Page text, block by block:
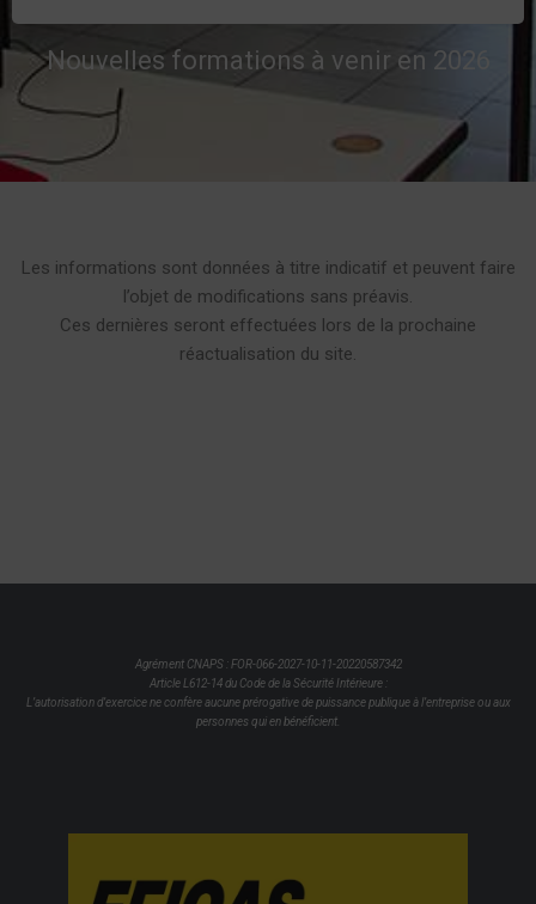
Nouvelles formations à venir en 2026
Les informations sont données à titre indicatif et peuvent faire
l’objet de modifications sans préavis.
Ces dernières seront effectuées lors de la prochaine
réactualisation du site.
Agrément CNAPS : FOR-066-2027-10-11-20220587342
Article L612-14 du Code de la Sécurité Intérieure :
L’autorisation d’exercice ne confère aucune prérogative de puissance publique à l’entreprise ou aux
personnes qui en bénéficient.